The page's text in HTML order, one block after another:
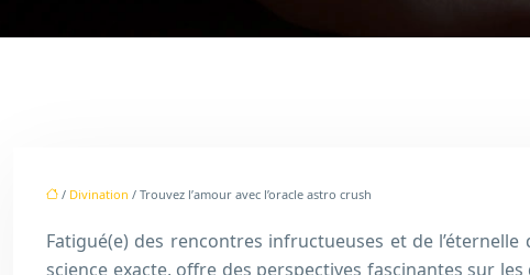
/ Divination / Trouvez l’amour avec l’oracle astro crush
Fatigué(e) des rencontres infructueuses et de
science exacte, offre des perspectives fascinantes sur